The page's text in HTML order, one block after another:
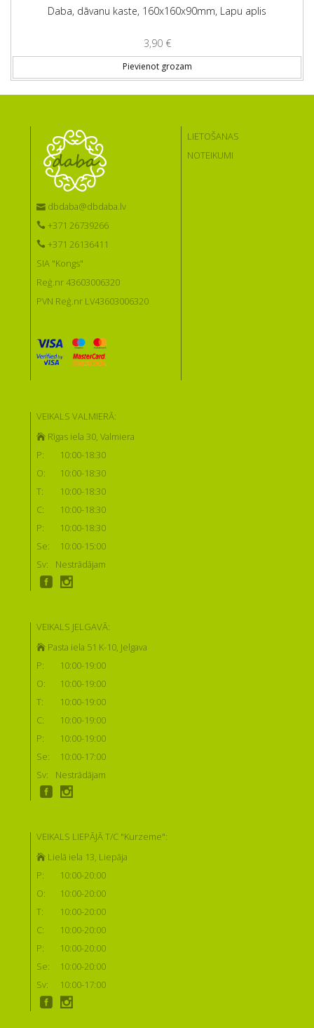
Daba, dāvanu kaste, 160x160x90mm, Lapu aplis
3,90 €
Pievienot grozam
dbdaba@dbdaba.lv
+371 26739266
+371 26136411
SIA "Kongs"
Reģ.nr 43603006320
PVN Reģ.nr LV43603006320
LIETOŠANAS
NOTEIKUMI
VEIKALS VALMIERĀ:
Rīgas iela 30, Valmiera
P:
10:00-18:30
O:
10:00-18:30
T:
10:00-18:30
C:
10:00-18:30
P:
10:00-18:30
Se:
10:00-15:00
Sv:
Nestrādājam
VEIKALS JELGAVĀ:
Pasta iela 51 K-10, Jelgava
P:
10:00-19:00
O:
10:00-19:00
T:
10:00-19:00
C:
10:00-19:00
P:
10:00-19:00
Se:
10:00-17:00
Sv:
Nestrādājam
VEIKALS LIEPĀJĀ T/C "Kurzeme":
Lielā iela 13, Liepāja
P:
10:00-20:00
O:
10:00-20:00
T:
10:00-20:00
C:
10:00-20:00
P:
10:00-20:00
Se:
10:00-20:00
Sv:
10:00-17:00